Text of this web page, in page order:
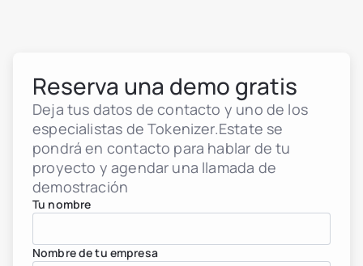
Reserva una demo gratis
Deja tus datos de contacto y uno de los
especialistas de Tokenizer.Estate se
pondrá en contacto para hablar de tu
proyecto y agendar una llamada de
demostración
Tu nombre
Nombre de tu empresa